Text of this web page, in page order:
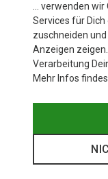
… verwenden
Services für
zuschneiden
Anzeigen
Verarbeitung
Mehr Infos